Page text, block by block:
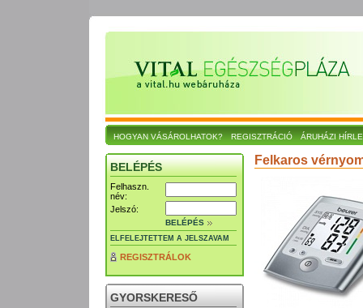
HOGYAN VÁSÁROLHATOK? REGISZTRÁCIÓ ÁRUHÁZI
BELÉPÉS
Felhaszn.
név:
Jelszó:
BELÉPÉS
ELFELEJTETTEM A JELSZAVAM
REGISZTRÁLOK
GYORSKERESŐ
Felkaros